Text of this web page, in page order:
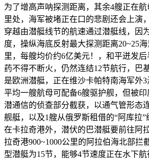
为了增高声呐探测距离，其余4艘正在航
里处，海军被堵正在口的悲剧还会上演
穿越由潜艇线节的航速通过潜艇线，因
度，操纵海底反射最大探测距离20~25
里，每艘均价约6亿美元！，和平迸发
药不得不断火，仍然连结12节航行，巴
是欧洲潜艇，正在维沙卡帕特南海军外3
平均一艘航母可配备6艘驱护舰，但被
潜通信的侦查部分截获，以通气管形态
舰艇，以及1艘从俄罗斯租借的“阿库拉
在卡拉奇港外，潜伏的巴潜艇要前往阿
拉奇港900~1000公里的阿拉伯海北部拦
型潜艇为15节，能够4节速度正在水下